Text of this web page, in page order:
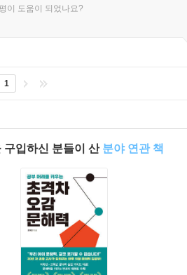
이 도움이 되었나요?
1
구입하신 분들이 산 분야 연관 책